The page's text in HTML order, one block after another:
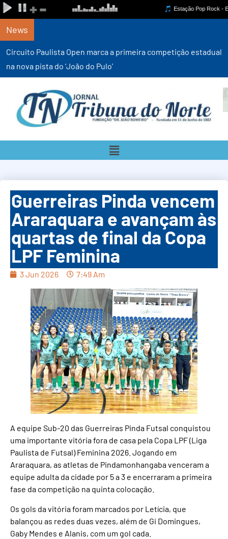
News
Circuito Paulista Open marca a primeira competição estadual
na nova pista do ‘João do Pulo’
Guerreiras Pinda vencem
Araraquara e avançam às
quartas de final da Copa
LPF Feminina
3 Jun 2026 7:49 Am
A equipe Sub-20 das Guerreiras Pinda Futsal conquistou
uma importante vitória fora de casa pela Copa LPF (Liga
Paulista de Futsal) Feminina 2026. Jogando em
Araraquara, as atletas de Pindamonhangaba venceram a
equipe adulta da cidade por 5 a 3 e encerraram a primeira
fase da competição na quinta colocação.
Os gols da vitória foram marcados por Letícia, que
balançou as redes duas vezes, além de Gi Domingues,
Gaby Mendes e Alanis, com um gol cada.